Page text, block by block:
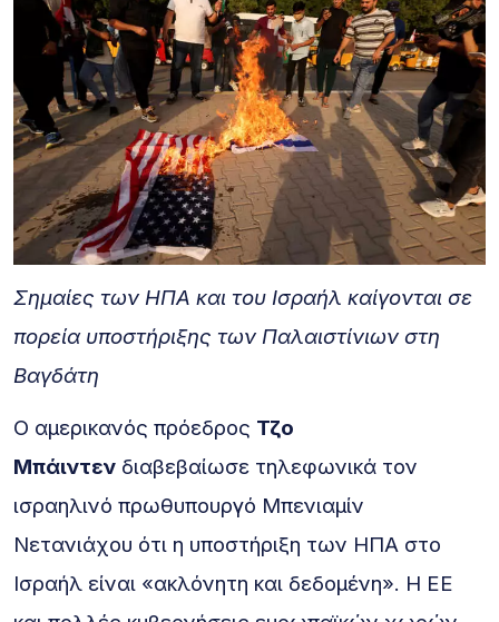
Σημαίες των ΗΠΑ και του Ισραήλ καίγονται σε
πορεία υποστήριξης των Παλαιστίνιων στη
Βαγδάτη
Ο αμερικανός πρόεδρος Τζο
Μπάιντεν διαβεβαίωσε τηλεφωνικά τον
ισραηλινό πρωθυπουργό Μπενιαμίν
Νετανιάχου ότι η υποστήριξη των ΗΠΑ στο
Ισραήλ είναι «ακλόνητη και δεδομένη». Η ΕΕ